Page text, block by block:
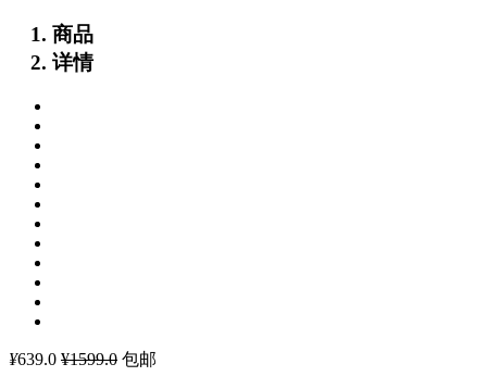
商品
详情
¥639.0 ¥1599.0 包邮